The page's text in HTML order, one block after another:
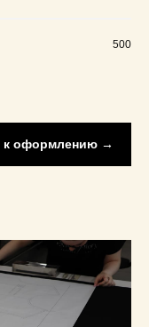
500
к оформлению →